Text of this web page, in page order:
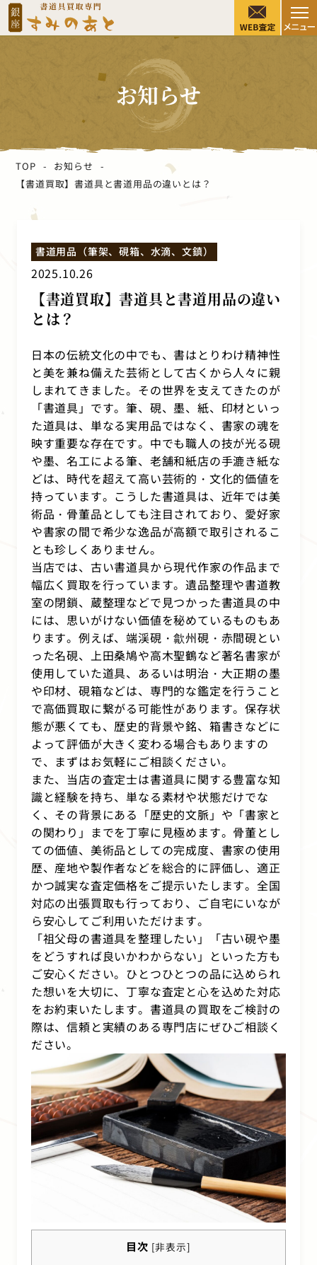
お知らせ
TOP
お知らせ
【書道買取】書道具と書道用品の違いとは？
書道用品（筆架、硯箱、水滴、文鎮）
2025.10.26
【書道買取】書道具と書道用品の違い
とは？
日本の伝統文化の中でも、書はとりわけ精神性
と美を兼ね備えた芸術として古くから人々に親
しまれてきました。その世界を支えてきたのが
「書道具」です。筆、硯、墨、紙、印材といっ
た道具は、単なる実用品ではなく、書家の魂を
映す重要な存在です。中でも職人の技が光る硯
や墨、名工による筆、老舗和紙店の手漉き紙な
どは、時代を超えて高い芸術的・文化的価値を
持っています。こうした書道具は、近年では美
術品・骨董品としても注目されており、愛好家
や書家の間で希少な逸品が高額で取引されるこ
とも珍しくありません。
当店では、古い書道具から現代作家の作品まで
幅広く買取を行っています。遺品整理や書道教
室の閉鎖、蔵整理などで見つかった書道具の中
には、思いがけない価値を秘めているものもあ
ります。例えば、端渓硯・歙州硯・赤間硯とい
った名硯、上田桑鳩や高木聖鶴など著名書家が
使用していた道具、あるいは明治・大正期の墨
や印材、硯箱などは、専門的な鑑定を行うこと
で高価買取に繋がる可能性があります。保存状
態が悪くても、歴史的背景や銘、箱書きなどに
よって評価が大きく変わる場合もありますの
で、まずはお気軽にご相談ください。
また、当店の査定士は書道具に関する豊富な知
識と経験を持ち、単なる素材や状態だけでな
く、その背景にある「歴史的文脈」や「書家と
の関わり」までを丁寧に見極めます。骨董とし
ての価値、美術品としての完成度、書家の使用
歴、産地や製作者などを総合的に評価し、適正
かつ誠実な査定価格をご提示いたします。全国
対応の出張買取も行っており、ご自宅にいなが
ら安心してご利用いただけます。
「祖父母の書道具を整理したい」「古い硯や墨
をどうすれば良いかわからない」といった方も
ご安心ください。ひとつひとつの品に込められ
た想いを大切に、丁寧な査定と心を込めた対応
をお約束いたします。書道具の買取をご検討の
際は、信頼と実績のある専門店にぜひご相談く
ださい。
目次 [非表示]